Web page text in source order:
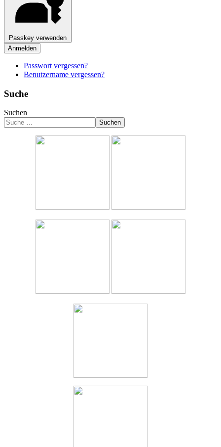
Passkey verwenden
Anmelden
Passwort vergessen?
Benutzername vergessen?
Suche
Suchen
Suchen